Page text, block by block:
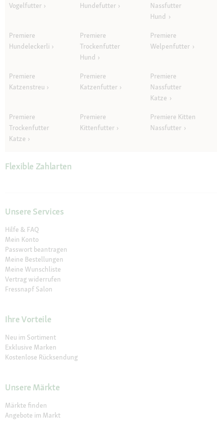
Vogelfutter
Hundefutter
Nassfutter
Hund
Premiere
Hundeleckerli
Premiere
Trockenfutter
Hund
Premiere
Welpenfutter
Premiere
Katzenstreu
Premiere
Katzenfutter
Premiere
Nassfutter
Katze
Premiere
Trockenfutter
Katze
Premiere
Kittenfutter
Premiere Kitten
Nassfutter
Flexible Zahlarten
Unsere Services
Hilfe & FAQ
Mein Konto
Passwort beantragen
Meine Bestellungen
Meine Wunschliste
Vertrag widerrufen
Fressnapf Salon
Ihre Vorteile
Neu im Sortiment
Exklusive Marken
Kostenlose Rücksendung
Unsere Märkte
Märkte finden
Angebote im Markt